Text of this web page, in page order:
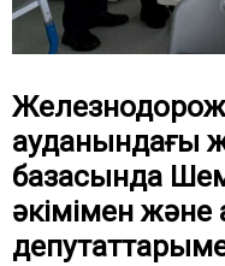
ауданындағы
базасында
әкімімен